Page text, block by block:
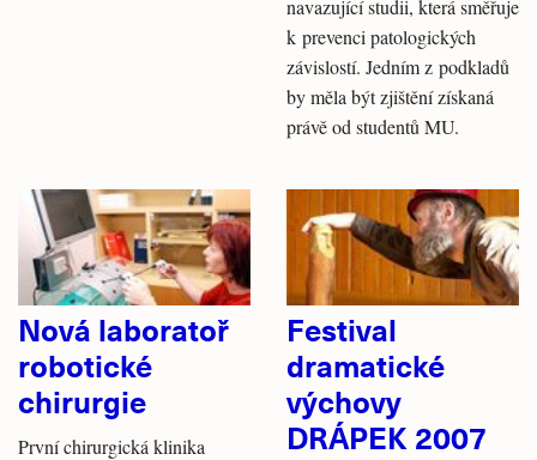
navazující studii, která směřuje
k prevenci patologických
závislostí. Jedním z podkladů
by měla být zjištění získaná
právě od studentů MU.
Nová laboratoř
robotické
chirurgie
První chirurgická klinika
Festival
dramatické
výchovy
DRÁPEK 2007